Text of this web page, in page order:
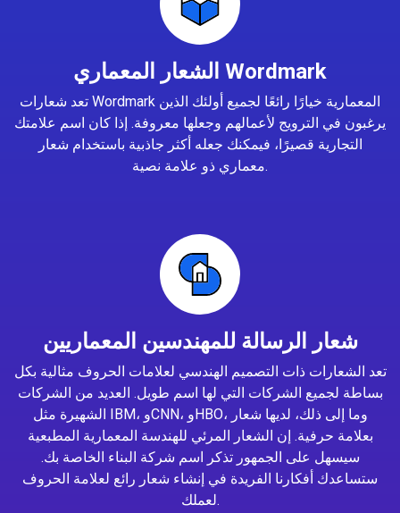
الشعار المعماري Wordmark
تعد شعارات Wordmark المعمارية خيارًا رائعًا لجميع أولئك الذين
يرغبون في الترويج لأعمالهم وجعلها معروفة. إذا كان اسم علامتك
التجارية قصيرًا، فيمكنك جعله أكثر جاذبية باستخدام شعار
معماري ذو علامة نصية.
شعار الرسالة للمهندسين المعماريين
تعد الشعارات ذات التصميم الهندسي لعلامات الحروف مثالية بكل
بساطة لجميع الشركات التي لها اسم طويل. العديد من الشركات
الشهيرة مثل IBM، وCNN، وHBO، وما إلى ذلك، لديها شعار
بعلامة حرفية. إن الشعار المرئي للهندسة المعمارية المطبعية
سيسهل على الجمهور تذكر اسم شركة البناء الخاصة بك.
ستساعدك أفكارنا الفريدة في إنشاء شعار رائع لعلامة الحروف
لعملك.